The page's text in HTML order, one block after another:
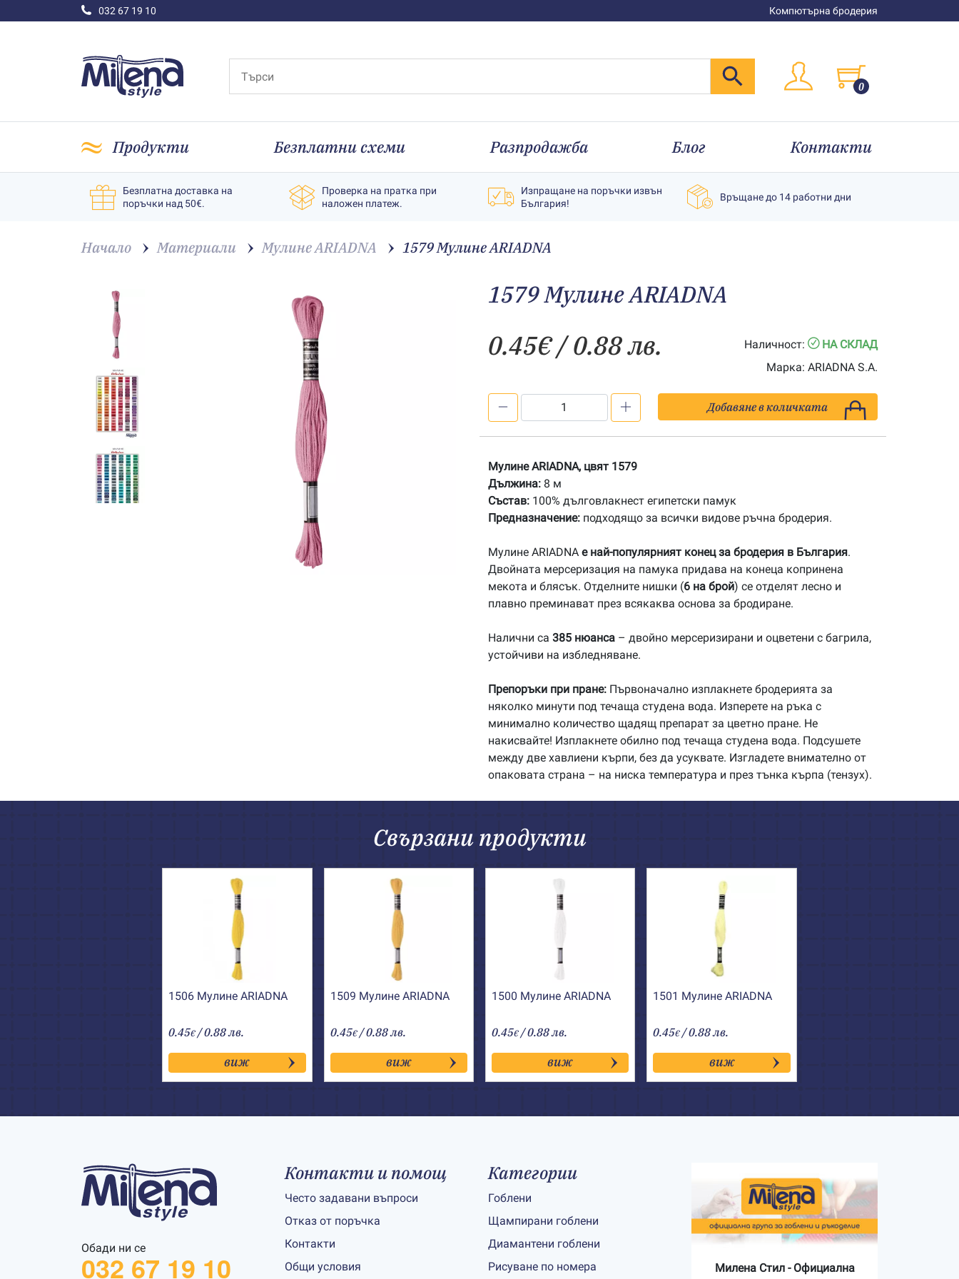
032 67 19 10 Компютърна бродерия
0
Продукти Безплатни схеми Разпродажба Блог Контакти
Безплатна доставка на
поръчки над 50€.
Проверка на пратка при
наложен платеж.
Изпращане на поръчки извън
България!
Връщане до 14 работни дни
Начало Материали Мулине ARIADNA 1579 Мулине АRIADNA
1579 Мулине АRIADNA
0.45€/ 0.88 лв. Наличност:
НА СКЛАД
Марка: ARIADNA S.A.
Мулине
АRIADNA
Добавяне в количката
Мулине ARIADNA, цвят 1579
Дължина: 8 м
Състав: 100% дълговлакнест египетски памук
Предназначение: подходящо за всички видове ръчна бродерия.
Мулине ARIADNA е най-популярният конец за бродерия в България.
Двойната мерсеризация на памука придава на конеца копринена
мекота и блясък. Отделните нишки (6 на брой) се отделят лесно и
плавно преминават през всякаква основа за бродиране.
Налични са 385 нюанса – двойно мерсеризирани и оцветени с багрила,
устойчиви на избледняване.
Препоръки при пране: Първоначално изплакнете бродерията за
няколко минути под течаща студена вода. Изперете на ръка с
минимално количество щадящ препарат за цветно пране. Не
накисвайте! Изплакнете обилно под течаща студена вода. Подсушете
между две хавлиени кърпи, без да усуквате. Изгладете внимателно от
опаковата страна – на ниска температура и през тънка кърпа (тензух).
Свързани продукти
1506 Мулине АRIADNA
0.45€ / 0.88 лв.
виж
1509 Мулине АRIADNA
0.45€/ 0.88 лв.
виж
1500 Мулине АRIADNA
0.45€ / 0.88 лв.
виж
1501 Мулине АRIADNA
0.45€ / 0.88 лв.
виж
Обади ни се
032 67 19 10
Контакти и помощ
Често задавани въпроси
Отказ от поръчка
Контакти
Общи условия
Категории
Гоблени
Щампирани гоблени
Диамантени гоблени
Рисуване по номера
Милена Стил - Официална